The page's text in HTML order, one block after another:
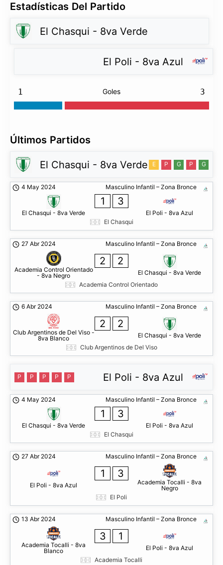
Estadísticas Del Partido
El Chasqui - 8va Verde
El Poli - 8va Azul
1 Goles 3
Últimos Partidos
El Chasqui - 8va Verde E P G P G
Masculino Infantil – Zona Bronce
4 May 2024
El Chasqui - 8va Verde
1 3
El Poli - 8va Azul
El Chasqui
Masculino Infantil – Zona Bronce
27 Abr 2024
Academia Control Orientado
- 8va Negro
2 2
El Chasqui - 8va Verde
Academia Control Orientado
Masculino Infantil – Zona Bronce
6 Abr 2024
Club Argentinos de Del Viso -
8va Blanco
2 2
El Chasqui - 8va Verde
Club Argentinos de Del Viso
El Poli - 8va Azul
P P P P P
Masculino Infantil – Zona Bronce
4 May 2024
El Chasqui - 8va Verde
1 3
El Poli - 8va Azul
El Chasqui
Masculino Infantil – Zona Bronce
27 Abr 2024
El Poli - 8va Azul
1 3
Academia Tocalli - 8va
Negro
El Poli
Masculino Infantil – Zona Bronce
13 Abr 2024
Academia Tocalli - 8va
Blanco
3 1
El Poli - 8va Azul
Academia Tocalli